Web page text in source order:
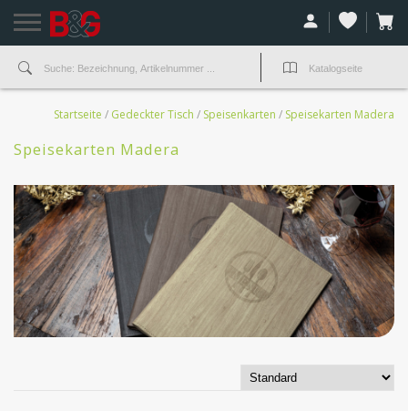
Startseite / Gedeckter Tisch / Speisenkarten / Speisekarten Madera
Speisekarten Madera